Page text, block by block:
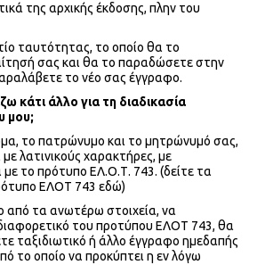
της αρχικής έκδοσης, πλην του
το οποίο θα το
σας και θα το παραδώσετε στην
το νέο σας έγγραφο.
κάτι άλλο για τη διαδικασία
μου;
το πατρώνυμο και το μητρώνυμό σας,
λατινικούς χαρακτήρες, με
το πρότυπο ΕΛ.Ο.Τ. 743. (δείτε τα
ΕΛΟΤ 743 εδώ)
από τα ανωτέρω στοιχεία, να
του προτύπου ΕΛΟΤ 743, θα
ταξιδιωτικό ή άλλο έγγραφο ημεδαπής
το οποίο να προκύπτει η εν λόγω